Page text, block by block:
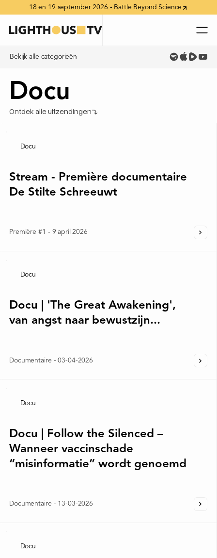
18 en 19 september 2026 - Battle Beyond Science
Bekijk alle categorieën
Bekijk alle categorieën
Docu
Ontdek alle uitzendingen
Docu
Stream - Première documentaire
De Stilte Schreeuwt
Première #1 - 9 april 2026
Docu
Docu | 'The Great Awakening',
van angst naar bewustzijn...
Documentaire - 03-04-2026
Docu
Docu | Follow the Silenced –
Wanneer vaccinschade
“misinformatie” wordt genoemd
Documentaire - 13-03-2026
Docu